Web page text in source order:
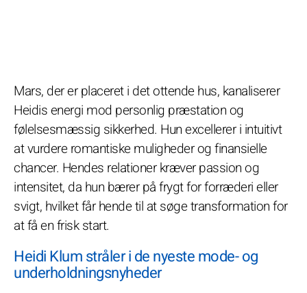
Mars, der er placeret i det ottende hus, kanaliserer
Heidis energi mod personlig præstation og
følelsesmæssig sikkerhed. Hun excellerer i intuitivt
at vurdere romantiske muligheder og finansielle
chancer. Hendes relationer kræver passion og
intensitet, da hun bærer på frygt for forræderi eller
svigt, hvilket får hende til at søge transformation for
at få en frisk start.
Heidi Klum stråler i de nyeste mode- og
underholdningsnyheder